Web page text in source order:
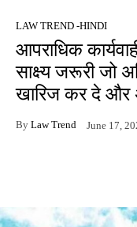
LAW TREND -HINDI
आपराधिक
साक्ष्य जरूरी जो
खारिज कर दे और
By Law Trend June 17,